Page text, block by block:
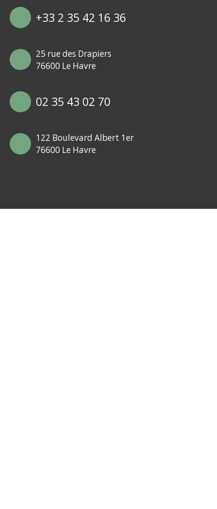
+33 2 35 42 16 36
25 rue des Drapiers
76600 Le Havre
02 35 43 02 70
122 Boulevard Albert 1er
76600 Le Havre